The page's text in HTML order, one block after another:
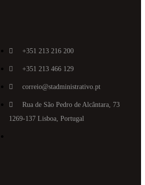
+351 213 216 200
+351 213 466 129
correio@stadministrativo.pt
Rua de São Pedro de Alcântara, 73
1269-137 Lisboa, Portugal